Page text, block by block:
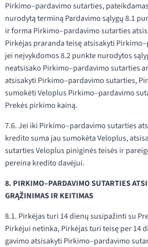
Pirkimo–pardavimo sutarties,
nurodytą terminą Pardavimo sąlygų 8.1
ir forma Pirkimo–pardavimo sutarties
Pirkėjas praranda teisę atsisakyti
jei neįvykdomos 8.2 punkte nurodytos
neatsisako Pirkimo–pardavimo sutarties
atsisakyti Pirkimo–pardavimo sutarties,
sumokėti Veloplus Pirkimo–pardavimo
Prekės pirkimo kainą.
7.6. Jei iki Pirkimo–pardavimo sutarties
kredito suma jau sumokėta Veloplus,
sutarties Veloplus piniginės teisės ir
pereina kredito davėjui.
8. PIRKIMO–PARDAVIMO SUTARTIES
GRĄŽINIMAS IR KEITIMAS
8.1. Pirkėjas turi 14 dienų susipažinti su
Pirkėjui netinka, Pirkėjas turi teisę per 14
gavimo atsisakyti Pirkimo–pardavimo